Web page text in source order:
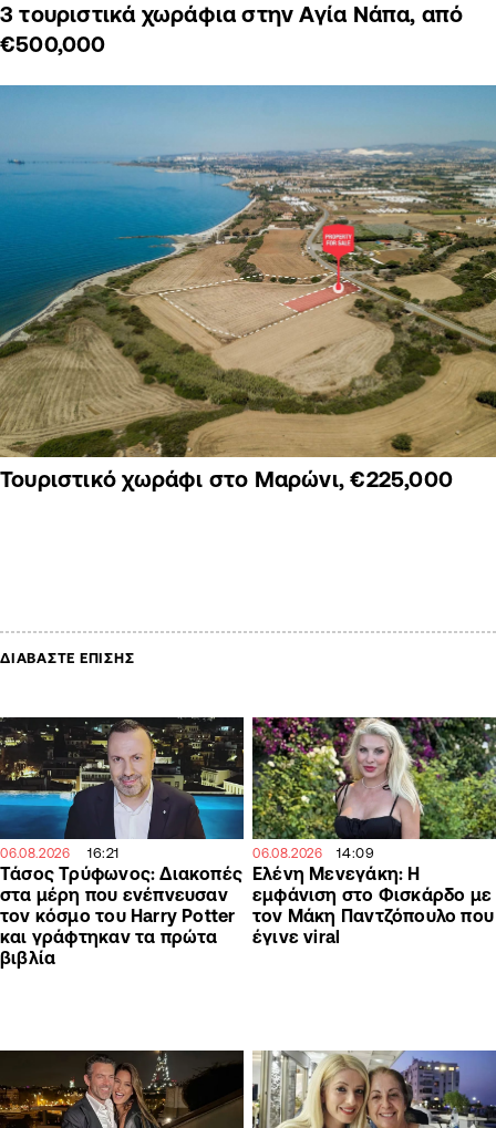
3 τουριστικά χωράφια στην Αγία Νάπα, από
€500,000
Τουριστικό χωράφι στο Μαρώνι, €225,000
ΔΙΑΒΑΣΤΕ ΕΠΙΣΗΣ
06.08.2026 16:21
Τάσος Τρύφωνος: Διακοπές
στα μέρη που ενέπνευσαν
τον κόσμο του Harry Potter
και γράφτηκαν τα πρώτα
βιβλία
06.08.2026 14:09
Ελένη Μενεγάκη: Η
εμφάνιση στο Φισκάρδο με
τον Μάκη Παντζόπουλο που
έγινε viral